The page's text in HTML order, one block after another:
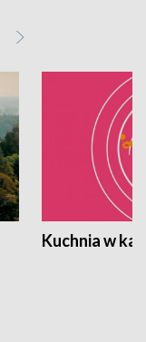
Kuchnia w